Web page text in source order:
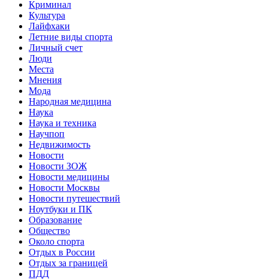
Криминал
Культура
Лайфхаки
Летние виды спорта
Личный счет
Люди
Места
Мнения
Мода
Народная медицина
Наука
Наука и техника
Научпоп
Недвижимость
Новости
Новости ЗОЖ
Новости медицины
Новости Москвы
Новости путешествий
Ноутбуки и ПК
Образование
Общество
Около спорта
Отдых в России
Отдых за границей
ПДД